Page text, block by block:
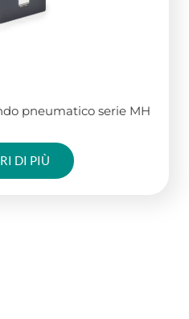
pneumatico serie MH
DI PIÙ